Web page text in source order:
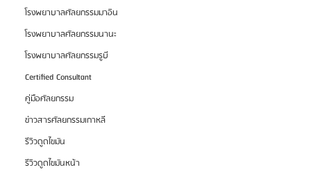
โรงพยาบาลศัลยกรรมมาอิน
โรงพยาบาลศัลยกรรมนานะ
โรงพยาบาลศัลยกรรมรูบี
Certified Consultant
คู่มือศัลยกรรม
ข่าวสารศัลยกรรมเกาหลี
รีวิวดูดไขมัน
รีวิวดูดไขมันหน้า